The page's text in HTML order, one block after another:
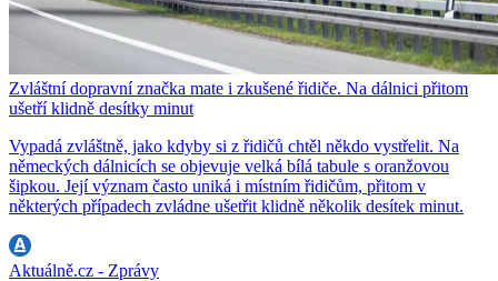
Zvláštní dopravní značka mate i zkušené řidiče. Na dálnici přitom
ušetří klidně desítky minut
Vypadá zvláštně, jako kdyby si z řidičů chtěl někdo vystřelit. Na
německých dálnicích se objevuje velká bílá tabule s oranžovou
šipkou. Její význam často uniká i místním řidičům, přitom v
některých případech zvládne ušetřit klidně několik desítek minut.
Aktuálně.cz - Zprávy